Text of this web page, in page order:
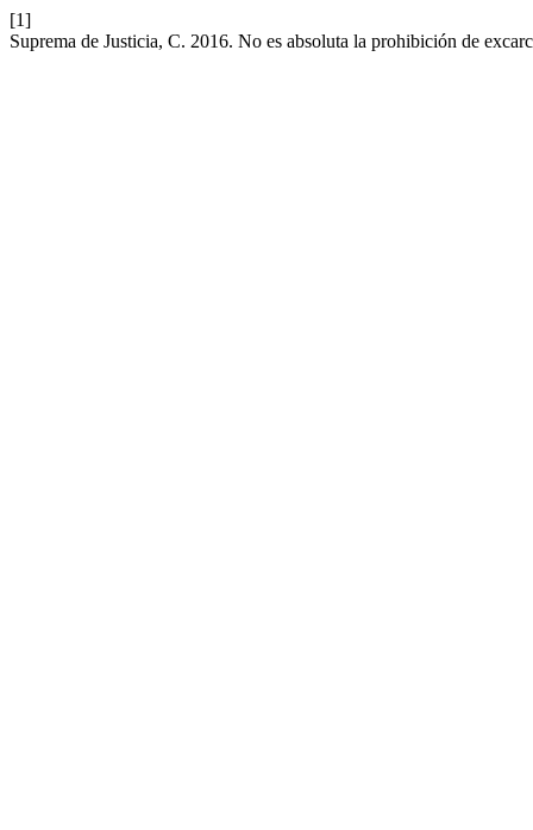
[1]
Suprema de Justicia, C. 2016. No es absoluta la prohibición de